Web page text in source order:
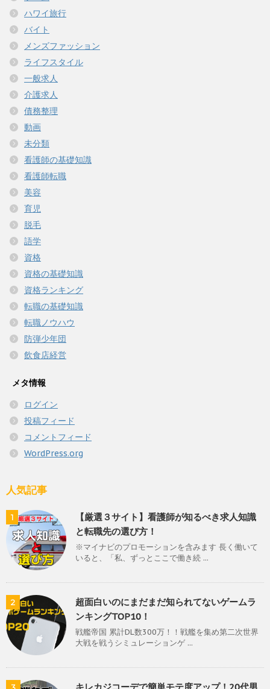
ハワイ旅行
バイト
メンズファッション
ライフスタイル
一般求人
介護求人
債務整理
動画
未分類
看護師の基礎知識
看護師転職
美容
育児
脱毛
語学
資格
資格の基礎知識
資格ランキング
転職の基礎知識
転職ノウハウ
防弾少年団
飲食店経営
メタ情報
ログイン
投稿フィード
コメントフィード
WordPress.org
人気記事
1
【厳選３サイト】看護師が知るべき求人知識
と転職先の選び方！
※マイナビのプロモーションを含みます 長く働いて
いると、「私、ずっとここで働き続 ...
2
超面白いのにまだまだ知られてないゲームラ
ンキングTOP10！
戦艦帝国 累計DL数300万！！戦艦を集め第二次世界
大戦を戦うシミュレーションゲ ...